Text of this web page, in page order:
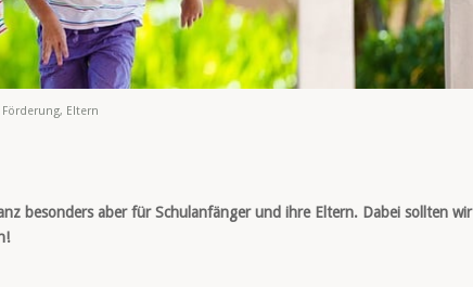
, Eltern
besonders aber für Schulanfänger und ihre Eltern. Dabei sollten wir